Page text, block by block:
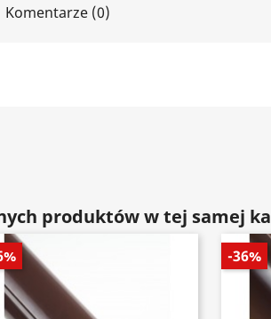
Komentarze (0)
produktów w tej samej
-36%